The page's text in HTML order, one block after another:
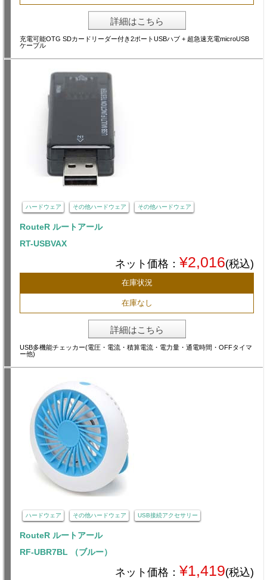
詳細はこちら
充電可能OTG SDカードリーダー付き2ポートUSBハブ + 超急速充電microUSB
ケーブル
ハードウェア その他ハードウェア その他ハードウェア
RouteR ルートアール
RT-USBVAX
ネット価格： ¥2,016(税込)
在庫状況
在庫なし
詳細はこちら
USB多機能チェッカー(電圧・電流・積算電流・電力量・通電時間・OFFタイマ
ー他)
ハードウェア その他ハードウェア USB接続アクセサリー
RouteR ルートアール
RF-UBR7BL （ブルー）
ネット価格： ¥1,419(税込)